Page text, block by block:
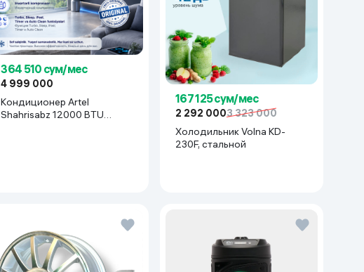
364 510 сум/мес
4 999 000
Кондиционер Artel
Shahrisabz 12000 BTU
167 125 сум/мес
2 292 0003 323 000
Холодильник Volna KD-
230F, стальной